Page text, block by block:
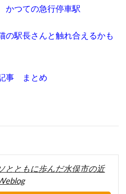
かつての急行停車駅
の駅長さんと触れ合えるかも
記事 まとめ
ともに歩んだ水俣市の近